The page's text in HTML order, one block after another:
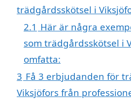
trädgårdsskötsel i
2.1 Här är några
som trädgårdsskötsel i
omfatta:
3 Få 3 erbjudanden för
Viksjöfors från